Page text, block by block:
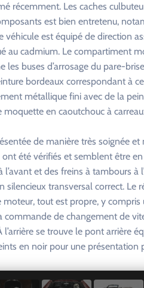
récemment. Les caches
est bien entretenu,
est équipé de direction
au cadmium. Le compartiment
buses d’arrosage du pare-
bordeaux correspondant à
métallique fini avec de la
en caoutchouc à
de manière très soignée
été vérifiés et semblent être
et des freins à tambours à
silencieux transversal correct. Le
tout est propre, y
de changement de
se trouve le pont arrière
en noir pour une présentation